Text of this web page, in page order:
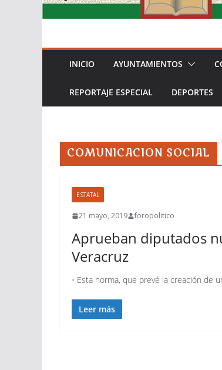
INICIO AYUNTAMIENTOS
REPORTAJE ESPECIAL DEPORTES
COMUNICACION SOCIAL
ESTATAL
21 mayo, 2019 foropolitico
Aprueban diputados
Veracruz
• Esta norma, que prevé la creación de
Leer más